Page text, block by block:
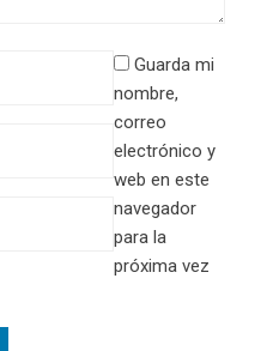
Guarda mi
nombre,
correo
electrónico y
web en este
navegador
para la
próxima vez